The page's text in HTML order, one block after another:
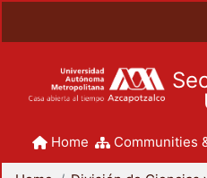
Home Communities